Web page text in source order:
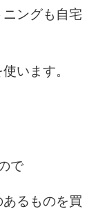
ングも自宅
います。
で
るものを買